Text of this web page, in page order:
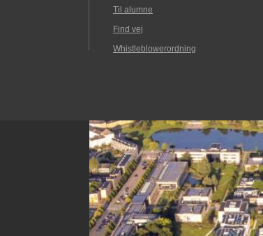
Til alumne
Find vej
Whistleblowerordning